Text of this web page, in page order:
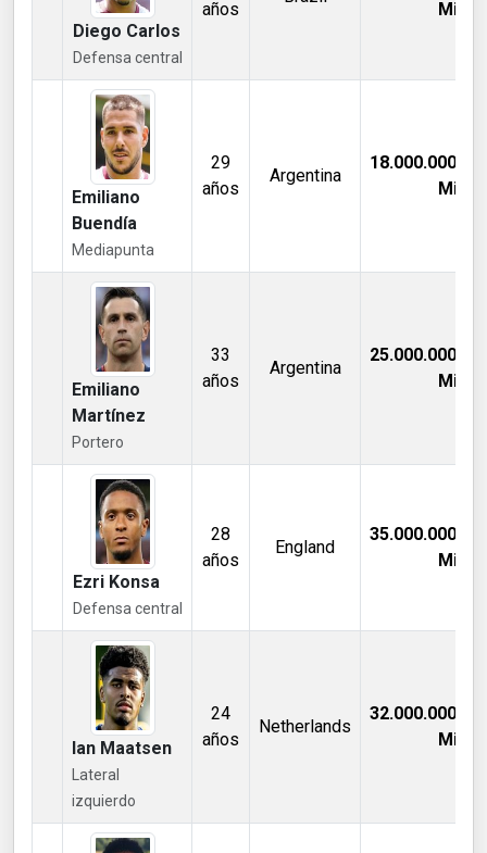
Diego Carlos
Defensa central
años
Mill €
Emiliano
Buendía
Mediapunta
29
años
Argentina
18.000.000,00
Mill €
Emiliano
Martínez
Portero
33
años
Argentina
25.000.000,00
Mill €
Ezri Konsa
Defensa central
28
años
England
35.000.000,00
Mill €
Ian Maatsen
Lateral
izquierdo
24
años
Netherlands
32.000.000,00
Mill €